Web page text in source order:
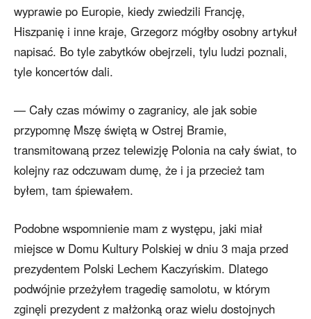
wyprawie po Europie, kiedy zwiedzili Francję,
Hiszpanię i inne kraje, Grzegorz mógłby osobny artykuł
napisać. Bo tyle zabytków obejrzeli, tylu ludzi poznali,
tyle koncertów dali.
— Cały czas mówimy o zagranicy, ale jak sobie
przypomnę Mszę świętą w Ostrej Bramie,
transmitowaną przez telewizję Polonia na cały świat, to
kolejny raz odczuwam dumę, że i ja przecież tam
byłem, tam śpiewałem.
Podobne wspomnienie mam z występu, jaki miał
miejsce w Domu Kultury Polskiej w dniu 3 maja przed
prezydentem Polski Lechem Kaczyńskim. Dlatego
podwójnie przeżyłem tragedię samolotu, w którym
zginęli prezydent z małżonką oraz wielu dostojnych